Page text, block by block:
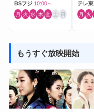
BSフジ 10:00～
月 火 水 木 金 土 日
テレ東
月 火
もうすぐ放映開始